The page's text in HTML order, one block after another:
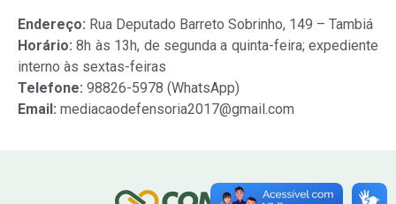
Endereço: Rua Deputado Barreto Sobrinho, 149 – Tambiá
Horário: 8h às 13h, de segunda a quinta-feira; expediente
interno às sextas-feiras
Telefone: 98826-5978 (WhatsApp)
Email: mediacaodefensoria2017@gmail.com